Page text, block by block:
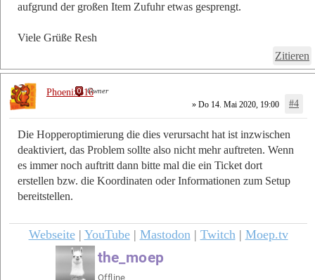
aufgrund der großen Item Zufuhr etwas gesprengt.
Viele Grüße Resh
Zitieren
» Do 14. Mai 2020, 19:00 #4
Die Hopperoptimierung die dies verursacht hat ist inzwischen
deaktiviert, das Problem sollte also nicht mehr auftreten. Wenn
es immer noch auftritt dann bitte mal die ein Ticket dort
erstellen bzw. die Koordinaten oder Informationen zum Setup
bereitstellen.
Webseite| YouTube| Mastodon | Twitch | Moep.tv
Phoenix616Owner